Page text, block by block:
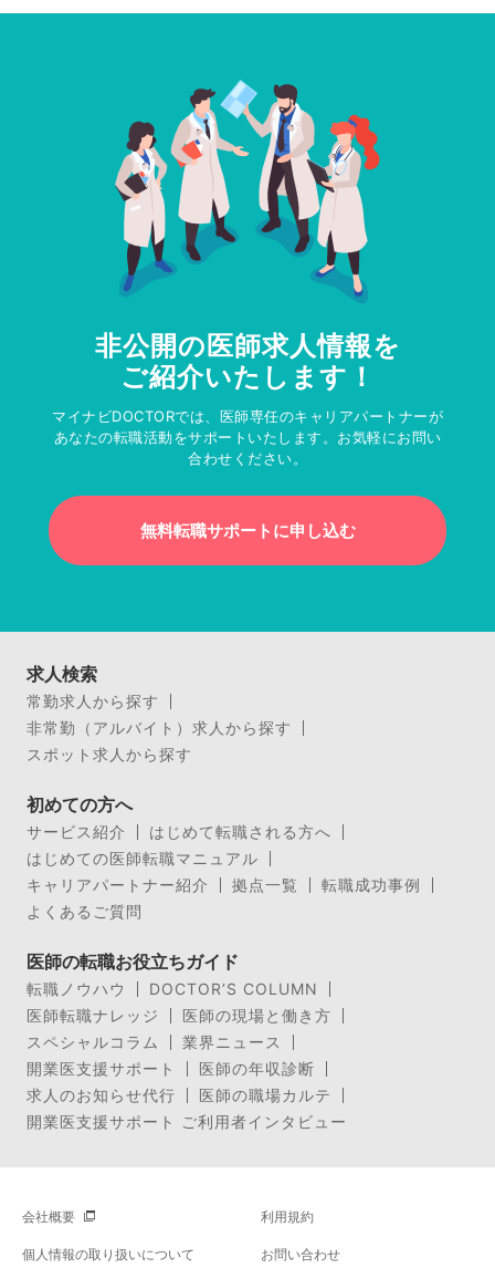
非公開の医師求人情報を
ご紹介いたします！
マイナビDOCTORでは、医師専任のキャリアパートナーが
あなたの転職活動をサポートいたします。お気軽にお問い
合わせください。
無料転職サポートに申し込む
求人検索
常勤求人から探す
非常勤（アルバイト）求人から探す
スポット求人から探す
初めての方へ
サービス紹介
はじめて転職される方へ
はじめての医師転職マニュアル
キャリアパートナー紹介
拠点一覧
転職成功事例
よくあるご質問
医師の転職お役立ちガイド
転職ノウハウ
DOCTOR’S COLUMN
医師転職ナレッジ
医師の現場と働き方
スペシャルコラム
業界ニュース
開業医支援サポート
医師の年収診断
求人のお知らせ代行
医師の職場カルテ
開業医支援サポート ご利用者インタビュー
会社概要 利用規約
個人情報の取り扱いについて お問い合わせ